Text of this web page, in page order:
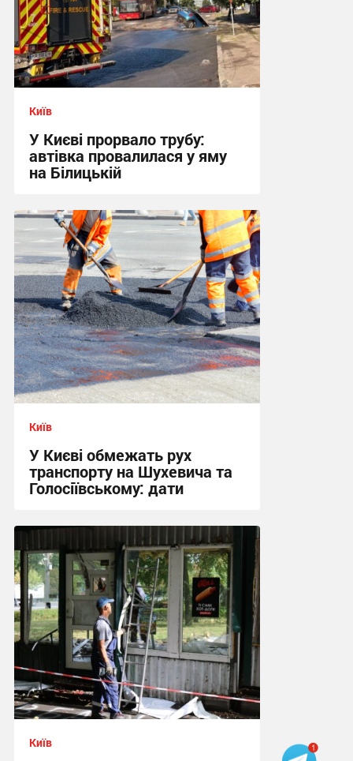
Київ
У Києві прорвало трубу:
автівка провалилася у яму
на Білицькій
10:09 сьогодні
Київ
У Києві обмежать рух
транспорту на Шухевича та
Голосіївському: дати
08:39 сьогодні
Київ